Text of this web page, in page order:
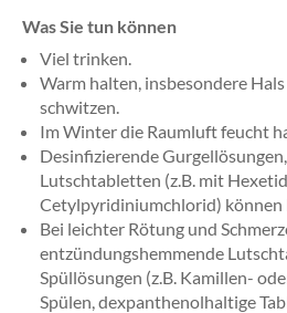
Was Sie tun können
Viel trinken.
Warm halten, insbesondere
schwitzen.
Im Winter die Raumluft feucht
Desinfizierende
Lutschtabletten (z.B. mit
Cetylpyridiniumchlorid) können
Bei leichter Rötung und
entzündungshemmende
Spüllösungen (z.B. Kamillen-
Spülen, dexpanthenolhaltige